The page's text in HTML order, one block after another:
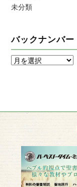
未分類
バックナンバー